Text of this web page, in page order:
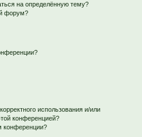
на определённую тему?
форум?
использования и/или
конференцией?
конференции?